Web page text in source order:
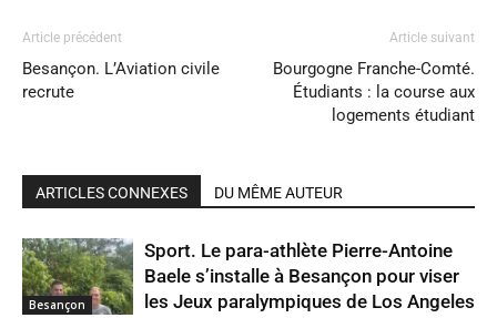
Article précédent
Besançon. L’Aviation civile
recrute
Article suivant
Bourgogne Franche-Comté.
Étudiants : la course aux
logements étudiant
ARTICLES CONNEXES DU MÊME AUTEUR
Besançon
Sport. Le para-athlète Pierre-Antoine
Baele s’installe à Besançon pour viser
les Jeux paralympiques de Los Angeles